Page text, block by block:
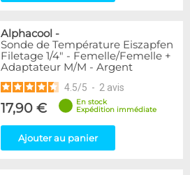
Alphacool -
Sonde de Température Eiszapfen
Filetage 1/4" - Femelle/Femelle +
Adaptateur M/M - Argent
4.5/5 - 2 avis
17,90 €
En stock
Expédition immédiate
Ajouter au panier